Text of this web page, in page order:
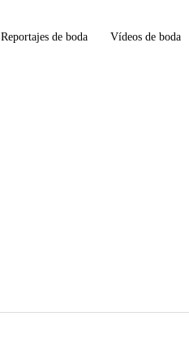
Reportajes de boda Vídeos de boda